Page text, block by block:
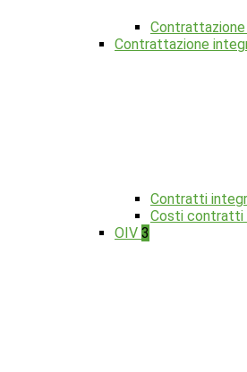
Contrattazione
Contratti
Costi contratti
OIV 3